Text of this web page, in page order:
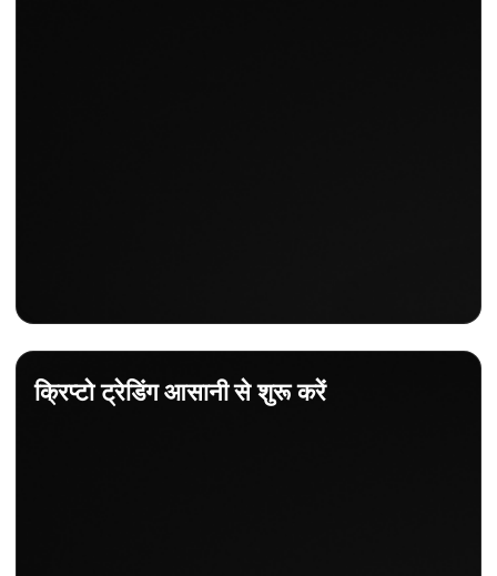
क्रिप्टो ट्रेडिंग आसानी से शुरू करें